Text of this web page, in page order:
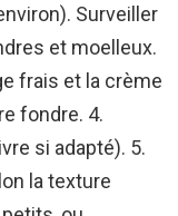
Surveiller
et moelleux.
frais et la crème
fondre. 4.
si adapté). 5.
la texture